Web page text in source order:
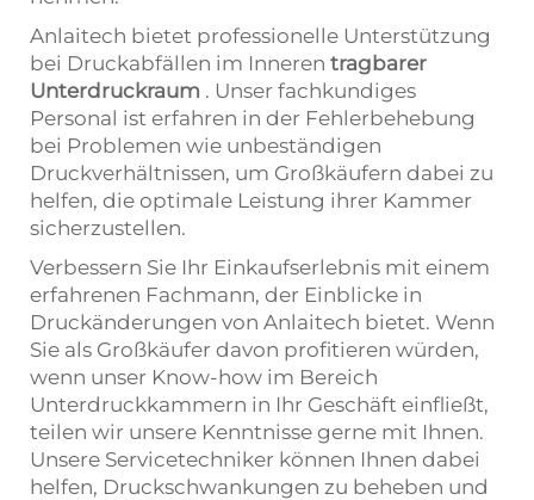
Anlaitech bietet professionelle Unterstützung
bei Druckabfällen im Inneren tragbarer
Unterdruckraum . Unser fachkundiges
Personal ist erfahren in der Fehlerbehebung
bei Problemen wie unbeständigen
Druckverhältnissen, um Großkäufern dabei zu
helfen, die optimale Leistung ihrer Kammer
sicherzustellen.
Verbessern Sie Ihr Einkaufserlebnis mit einem
erfahrenen Fachmann, der Einblicke in
Druckänderungen von Anlaitech bietet. Wenn
Sie als Großkäufer davon profitieren würden,
wenn unser Know-how im Bereich
Unterdruckkammern in Ihr Geschäft einfließt,
teilen wir unsere Kenntnisse gerne mit Ihnen.
Unsere Servicetechniker können Ihnen dabei
helfen, Druckschwankungen zu beheben und